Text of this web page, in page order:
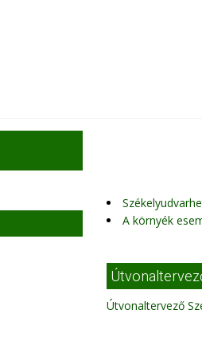
A környék
Útvonaltervező